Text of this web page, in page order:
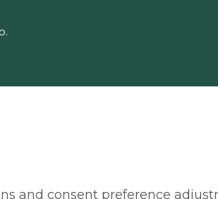
and consent preference